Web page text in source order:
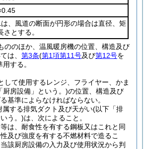
、風道の断面が円形の場合は直径、矩
とする。
ののほか、温風暖房機の位置、構造及び
は、 第3条(第1項第11号及び第12号を
する。
して使用するレンジ、フライヤー、かま
厨房設備」という。)の位置、構造及び
基準によらなければならない。
属する排気ダクト及び天がい(以下「排
う。)は、次によること。
は、耐食性を有する鋼板又はこれと同
及び強度を有する不燃材料で造るこ
該厨房設備の入力及び使用状況から判